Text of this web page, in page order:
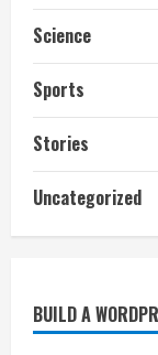
Science
Sports
Stories
Uncategorized
BUILD A